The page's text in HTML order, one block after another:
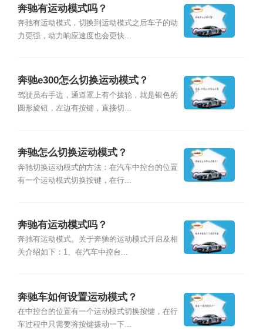
奔驰有运动模式吗？
奔驰有运动模式，切换到运动模式之后车子的动
力更强，动力响应速度也会更快...
奔驰e300怎么切换运动模式？
驾驶员右手边，通道罩上有个拨轮，就是银色的
圆形旋钮，左边有按键，直接切...
奔驰怎么切换运动模式？
奔驰切换运动模式的方法：在汽车中控台的位置
有一个运动模式切换按键，在行...
奔驰有运动模式吗？
奔驰有运动模式。关于奔驰的运动模式开启及相
关介绍如下：1、在汽车中控台...
奔驰车如何设置运动模式？
在中控台的位置有一个运动模式切换按键，在行
车过程中只需要将按键拨动一下...